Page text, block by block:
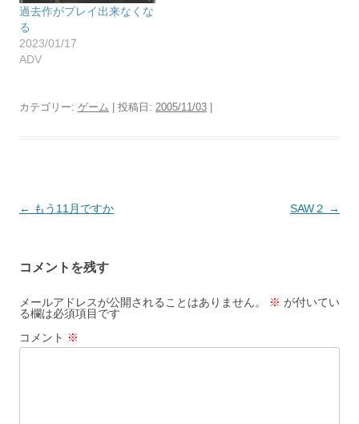
過去作がプレイ出来なくな
る
2023/01/17
ADV
カテゴリー: ゲーム | 投稿日: 2005/11/03
投
ビ
ゲ
ー
シ
← もう11月ですか SAW２ →
コメントを残す
メールアドレスが公開されることはありません。 ※ が付いてい
る欄は必須項目です
コメント ※